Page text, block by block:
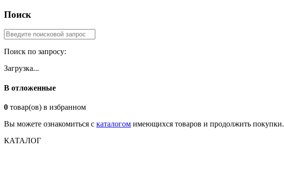
Поиск
Поиск по запросу:
Загрузка...
В отложенные
0 товар(ов) в избранном
Вы можете ознакомиться с каталогом имеющихся товаров и продолжить покупки.
КАТАЛОГ